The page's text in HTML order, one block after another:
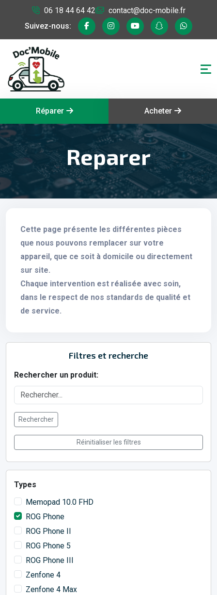
Suivez-nous:
06 18 44 64 42 contact@doc-mobile.fr
Réparer Acheter
Reparer
Cette page présente les différentes pièces
que nous pouvons remplacer sur votre
appareil, que ce soit à domicile ou directement
sur site.
Chaque intervention est réalisée avec soin,
dans le respect de nos standards de qualité et
de service.
Filtres et recherche
Rechercher un produit:
Rechercher
Réinitialiser les filtres
Types
Memopad 10.0 FHD
ROG Phone
ROG Phone II
ROG Phone 5
ROG Phone III
Zenfone 4
Zenfone 4 Max